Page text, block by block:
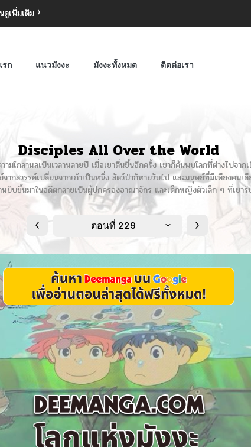
ดูเพิ่มเติม
ก แนวมังงะ มังงะทั้งหมด ติดต่อเรา
Disciples All Over the World
มโกลาหลเป็นเวลาหลายปี เมื่อเขาตื่นขึ้นอีกครั้ง เขาก็ค้นพบโลกที่ต่างไปจา
ากสวรรค์เปลี่ยนจากเก้าเป็นหนึ่ง สัตว์ป่าก็หายวับไป และมนุษย์ที่มีเพียงคนเ
หยิบขึ้นมาในอดีตกลายเป็นผู้ปกครองอาณาจักร และเด็กหญิงตัวเล็ก ๆ ที่เขา
ตอนที่ 229